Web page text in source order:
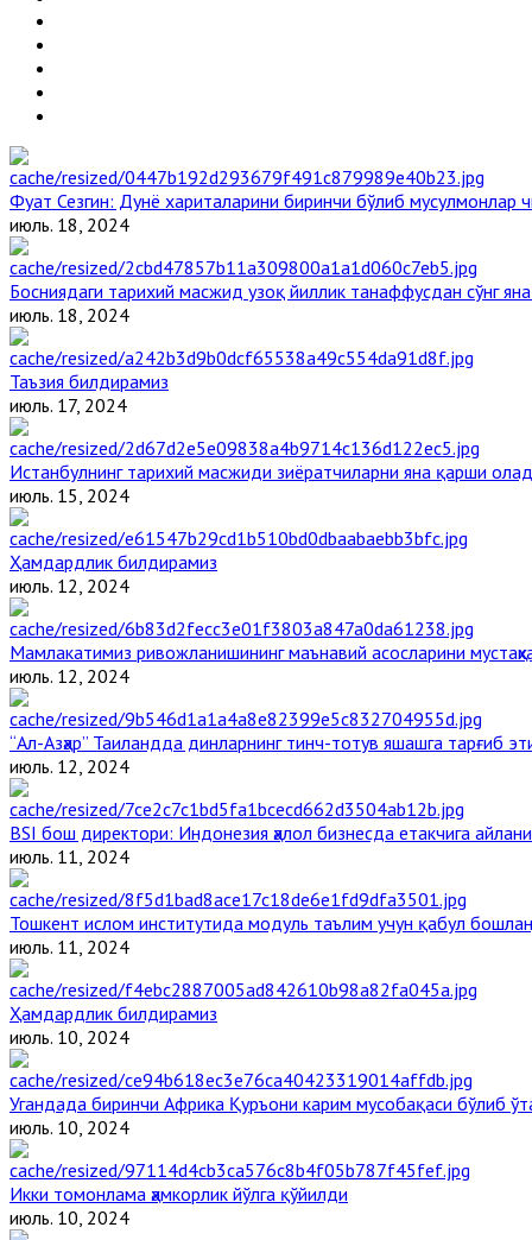
Фуат Сезгин: Дунё хариталарини биринчи бўлиб мусулмонлар
июль. 18, 2024
Босниядаги тарихий масжид узоқ йиллик танаффусдан сўнг
июль. 18, 2024
Таъзия билдирамиз
июль. 17, 2024
Истанбулнинг тарихий масжиди зиёратчиларни яна қарши
июль. 15, 2024
Ҳамдардлик билдирамиз
июль. 12, 2024
Мамлакатимиз ривожланишининг маънавий асосларини
июль. 12, 2024
“Ал-Азҳар” Таиландда динларнинг тинч-тотув яшашга тарғиб
июль. 12, 2024
BSI бош директори: Индонезия ҳалол бизнесда етакчига
июль. 11, 2024
Тошкент ислом институтида модуль таълим учун қабул
июль. 11, 2024
Ҳамдардлик билдирамиз
июль. 10, 2024
Угандада биринчи Aфрика Қуръони карим мусобақаси бўлиб
июль. 10, 2024
Икки томонлама ҳамкорлик йўлга қўйилди
июль. 10, 2024